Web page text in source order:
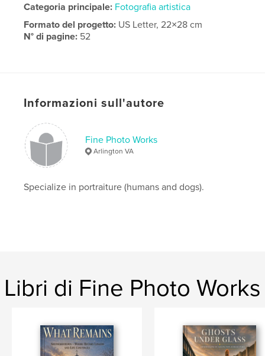
Categoria principale: Fotografia artistica
Formato del progetto: US Letter, 22×28 cm
N° di pagine: 52
dog , portraiture , portraits
Informazioni sull'autore
Fine Photo Works
Arlington VA
Specialize in portraiture (humans and dogs).
Libri di Fine Photo Works